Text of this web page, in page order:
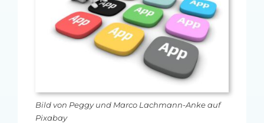
MFA-heute Newsletter-Anmeldung
Ihre Werbung auf MFA-heute.de
SucheBild von Peggy und Marco Lachmann-Anke auf
Pixabay